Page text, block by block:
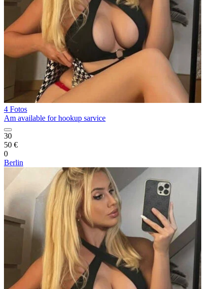
4 Fotos
Am available for hookup sarvice
30
50 €
0
Berlin